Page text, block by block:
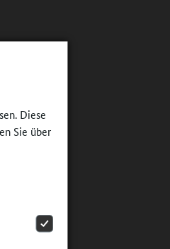
Diese
Sie über